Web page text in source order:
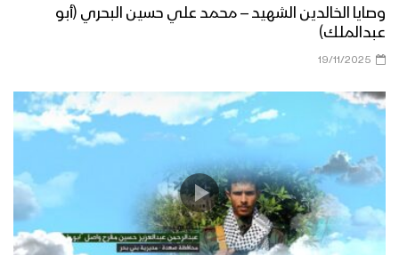
وصايا الخالدين الشهيد – محمد علي حسين البحري (أبو
عبدالملك)
19/11/2025